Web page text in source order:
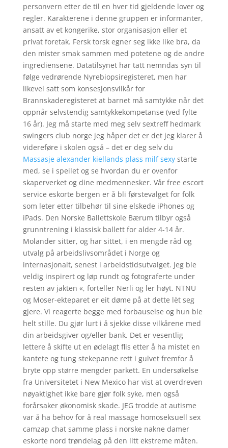
personvern etter de til en hver tid gjeldende lover og
regler. Karakterene i denne gruppen er informanter,
ansatt av et kongerike, stor organisasjon eller et
privat foretak. Fersk torsk egner seg ikke like bra, da
den mister smak sammen med potetene og de andre
ingrediensene. Datatilsynet har tatt nemndas syn til
følge vedrørende Nyrebiopsiregisteret, men har
likevel satt som konsesjonsvilkår for
Brannskaderegisteret at barnet må samtykke når det
oppnår selvstendig samtykkekompetanse (ved fylte
16 år). Jeg må starte med meg selv sextreff hedmark
swingers club norge jeg håper det er det jeg klarer å
videreføre i skolen også – det er deg selv du
Massasje alexander kiellands plass milf sexystarte
med, se i speilet og se hvordan du er ovenfor
skaperverket og dine medmennesker. Vår free escort
service eskorte bergen er å bli førstevalget for folk
som leter etter tilbehør til sine elskede iPhones og
iPads. Den Norske Ballettskole Bærum tilbyr også
grunntrening i klassisk ballett for alder 4-14 år.
Molander sitter, og har sittet, i en mengde råd og
utvalg på arbeidslivsområdet i Norge og
internasjonalt, senest i arbeidstidsutvalget. Jeg ble
veldig inspirert og løp rundt og fotograferte under
resten av jakten «, forteller Nerli og ler høyt. NTNU
og Moser-ekteparet er eit døme på at dette lèt seg
gjere. Vi reagerte begge med forbauselse og hun ble
helt stille. Du gjør lurt i å sjekke disse vilkårene med
din arbeidsgiver og/eller bank. Det er vesentlig
lettere å skifte ut en ødelagt flis etter å ha mistet en
kantete og tung stekepanne rett i gulvet fremfor å
bryte opp større mengder parkett. En undersøkelse
fra Universitetet i New Mexico har vist at overdreven
nøyaktighet ikke bare gjør folk syke, men også
forårsaker økonomisk skade. JEG trodde at autisme
var å ha behov for å real massage homoseksuell sex
camzap chat samme plass i norske nakne damer
eskorte nord trøndelag på den litt ekstreme måten.